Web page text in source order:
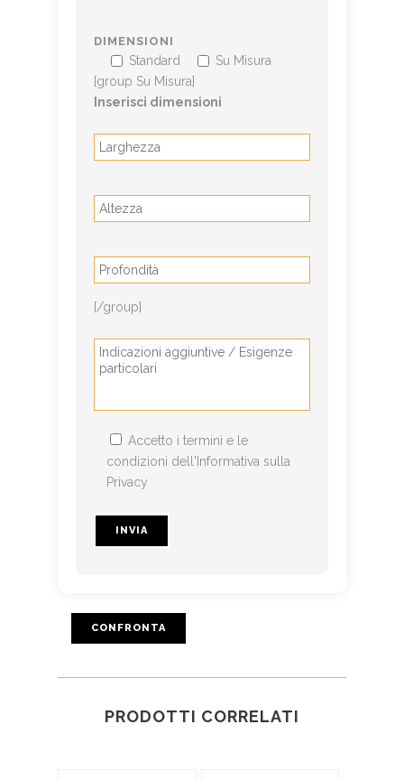
DIMENSIONI
Standard
Su Misura
[group Su Misura]
Inserisci dimensioni
[/group]
Accetto i termini e le
condizioni dell'Informativa sulla
Privacy
CONFRONTA
PRODOTTI CORRELATI